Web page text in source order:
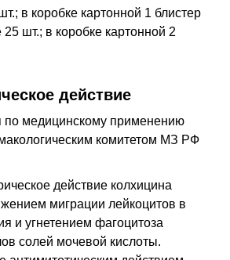
в коробке картонной 1 блистер
25 шт.; в коробке картонной 2
действие
по медицинскому применению
комитетом МЗ РФ
действие колхицина
миграции лейкоцитов в
и угнетением фагоцитоза
солей мочевой кислоты.